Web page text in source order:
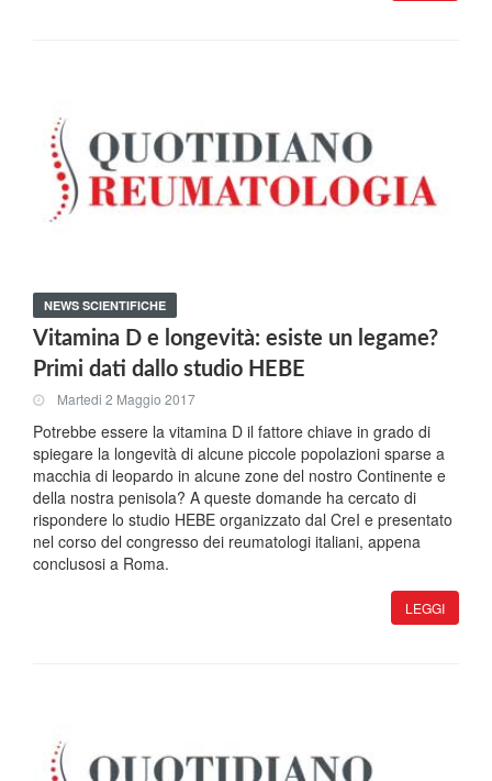
NEWS SCIENTIFICHE
Vitamina D e longevità: esiste un legame?
Primi dati dallo studio HEBE
Martedi 2 Maggio 2017
Potrebbe essere la vitamina D il fattore chiave in grado di
spiegare la longevità di alcune piccole popolazioni sparse a
macchia di leopardo in alcune zone del nostro Continente e
della nostra penisola? A queste domande ha cercato di
rispondere lo studio HEBE organizzato dal CreI e presentato
nel corso del congresso dei reumatologi italiani, appena
conclusosi a Roma.
LEGGI